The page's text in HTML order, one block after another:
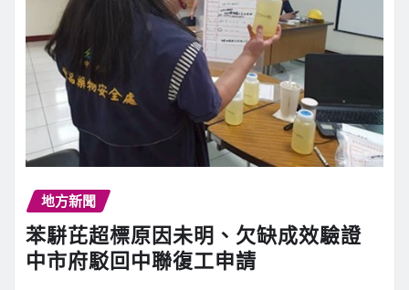
地方新聞
苯駢芘超標原因未明、欠缺成效驗證
中市府駁回中聯復工申請